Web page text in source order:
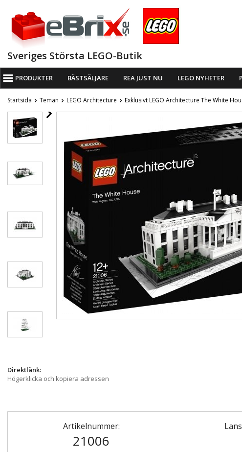
Sveriges Största LEGO-Butik
PRODUKTER BÄSTSÄLJARE REA JUST NU LEGO NYHETER
Startsida Teman LEGO Architecture Exklusivt LEGO Architecture The White
Direktlänk:
Högerklicka och kopiera adressen
Artikelnummer:
21006